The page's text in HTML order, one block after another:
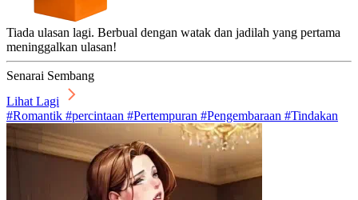
Tiada ulasan lagi. Berbual dengan watak dan jadilah yang pertama
meninggalkan ulasan!
Senarai Sembang
Lihat Lagi
#Romantik #percintaan #Pertempuran #Pengembaraan #Tindakan